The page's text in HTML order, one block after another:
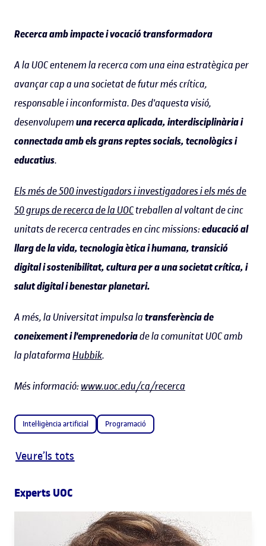
Recerca amb impacte i vocació transformadora
A la UOC entenem la recerca com una eina estratègica per
avançar cap a una societat de futur més crítica,
responsable i inconformista. Des d'aquesta visió,
desenvolupemuna recerca aplicada, interdisciplinària i
connectada amb els grans reptes socials, tecnològics i
educatius.
Els més de 500 investigadors i investigadores i els més de
50 grups de recerca de la UOCtreballen al voltant de cinc
unitats de recerca centrades en cinc missions:educació al
llarg de la vida, tecnologia ètica i humana, transició
digital i sostenibilitat, cultura per a una societat crítica, i
salut digital i benestar planetari.
A més, la Universitat impulsa latransferència de
coneixement i l'emprenedoriade la comunitat UOC amb
la plataformaHubbik.
Més informació:www.uoc.edu/ca/recerca
Intel·ligència artificial Programació
Veure’ls tots
Experts UOC